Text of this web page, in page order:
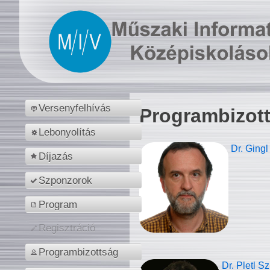
Versenyfelhívás
Lebonyolítás
Díjazás
Szponzorok
Program
Regisztráció
Programbizottság
Dr.
Dr. Pletl